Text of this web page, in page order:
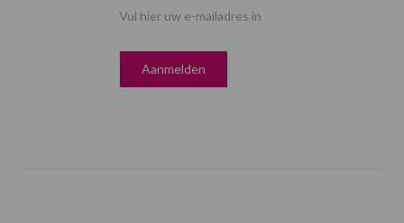
Vul hier uw e-mailadres in